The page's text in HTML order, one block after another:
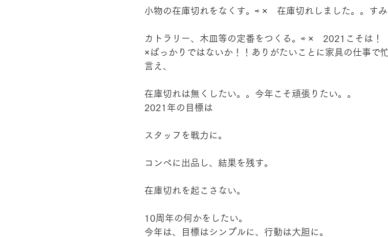
小物の在庫切れをなくす。⇨ ×　在庫切れしました。。す
カトラリー、木皿等の定番をつくる。⇨ ×　2021こそは！
×ばっかりではないか！！ありがたいことに家具の仕事で
言え、
在庫切れは無くしたい。。今年こそ頑張りたい。。
2021年の目標は
スタッフを戦力に。
コンペに出品し、結果を残す。
在庫切れを起こさない。
10周年の何かをしたい。
今年は、目標はシンプルに、行動は大胆に。